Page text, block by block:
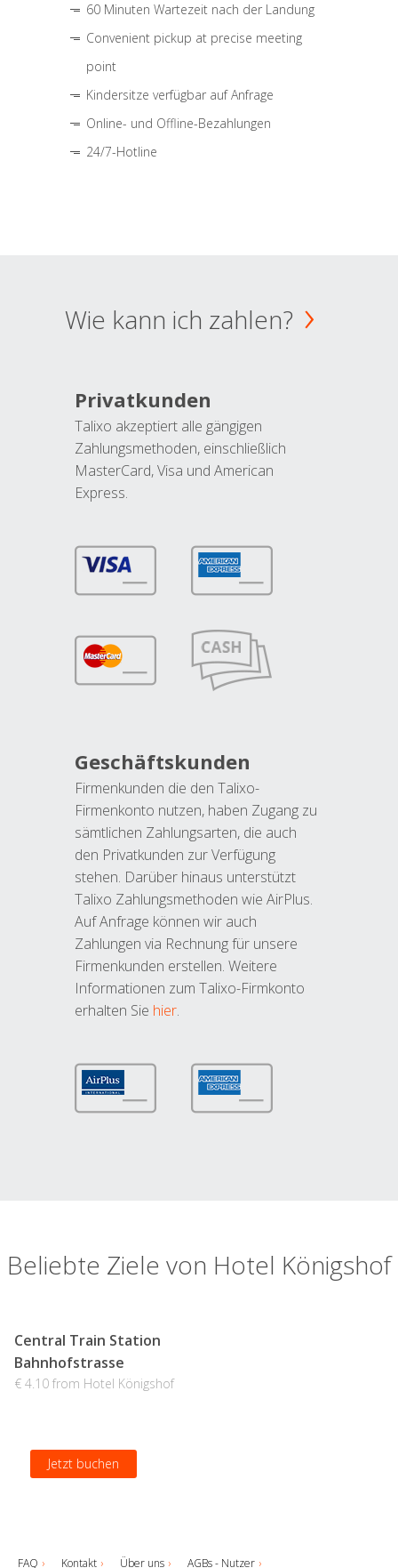
60 Minuten Wartezeit nach der Landung
Convenient pickup at precise meeting
point
Kindersitze verfügbar auf Anfrage
Online- und Offline-Bezahlungen
24/7-Hotline
Wie kann ich zahlen?
Privatkunden
Talixo akzeptiert alle gängigen
Zahlungsmethoden, einschließlich
MasterCard, Visa und American
Express.
Geschäftskunden
Firmenkunden die den Talixo-
Firmenkonto nutzen, haben Zugang zu
sämtlichen Zahlungsarten, die auch
den Privatkunden zur Verfügung
stehen. Darüber hinaus unterstützt
Talixo Zahlungsmethoden wie AirPlus.
Auf Anfrage können wir auch
Zahlungen via Rechnung für unsere
Firmenkunden erstellen. Weitere
Informationen zum Talixo-Firmkonto
erhalten Sie hier.
Beliebte Ziele von Hotel Königshof
Central Train Station
Bahnhofstrasse
€ 4.10 from Hotel Königshof
Jetzt buchen
FAQ Kontakt Über uns AGBs - Nutzer